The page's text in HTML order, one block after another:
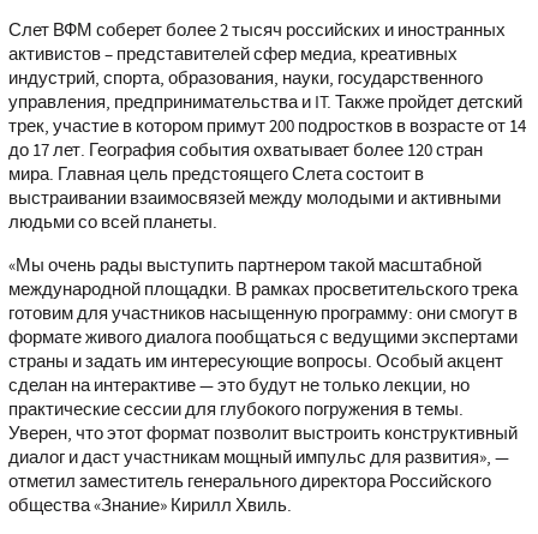
Слет ВФМ соберет более 2 тысяч российских и иностранных
активистов – представителей сфер медиа, креативных
индустрий, спорта, образования, науки, государственного
управления, предпринимательства и IT. Также пройдет детский
трек, участие в котором примут 200 подростков в возрасте от 14
до 17 лет. География события охватывает более 120 стран
мира. Главная цель предстоящего Слета состоит в
выстраивании взаимосвязей между молодыми и активными
людьми со всей планеты.
«Мы очень рады выступить партнером такой масштабной
международной площадки. В рамках просветительского трека
готовим для участников насыщенную программу: они смогут в
формате живого диалога пообщаться с ведущими экспертами
страны и задать им интересующие вопросы. Особый акцент
сделан на интерактиве — это будут не только лекции, но
практические сессии для глубокого погружения в темы.
Уверен, что этот формат позволит выстроить конструктивный
диалог и даст участникам мощный импульс для развития», —
отметил заместитель генерального директора Российского
общества «Знание» Кирилл Хвиль.